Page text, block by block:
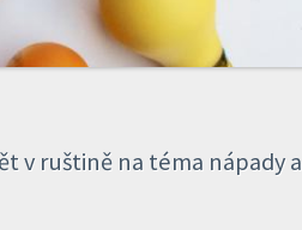
v ruštině na téma nápady a